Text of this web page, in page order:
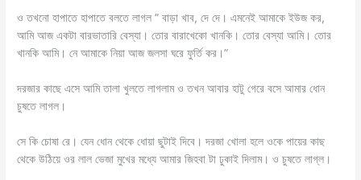
ও তখনো হাপাতে হাপাতে বলতে লাগল ” বাড়া খাব, দে দে। এমনেই আমাকে ইউজ কর,
আমি আজ একটা বারভাতারি বেস্যা। তোর বারাখেকো খানকি। তোর বেস্যা আমি। তোর
খানকি আমি। নে আমাকে নিয়া আজ জলসা ঘরে ফুর্তি কর।”
দরজার কাছে এসে আমি তালা খুলতে লাগলাম ও তখন আবার হাটু গেরে বসে আমার ধোন
চুষতে লাগল।
সে কি চোষা রে। যেন ধোন থেকে ধোয়া ছুটাই দিবে। দরজা খোলা হলে ওকে পায়ের কাছ
থেকে উঠিয়ে ওর লাল ভেজা মুখের মধ্যে আমার জিহবা টা ঢুকাই দিলাম। ও চুষতে লাগ্ল।